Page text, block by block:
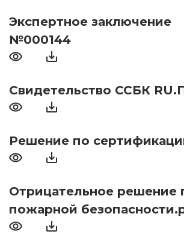
Экспертное заключение
№000144
Свидетельство ССБК
Решение по
Отрицательное решение
пожарной